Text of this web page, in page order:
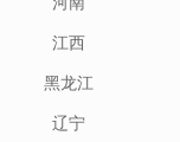
江西
黑龙江
辽宁